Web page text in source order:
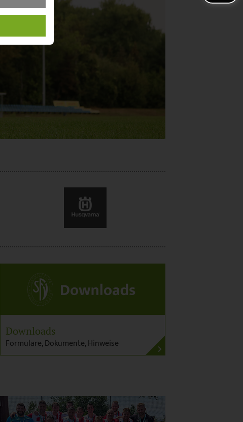
Downloads
Formulare, Dokumente, Hinweise